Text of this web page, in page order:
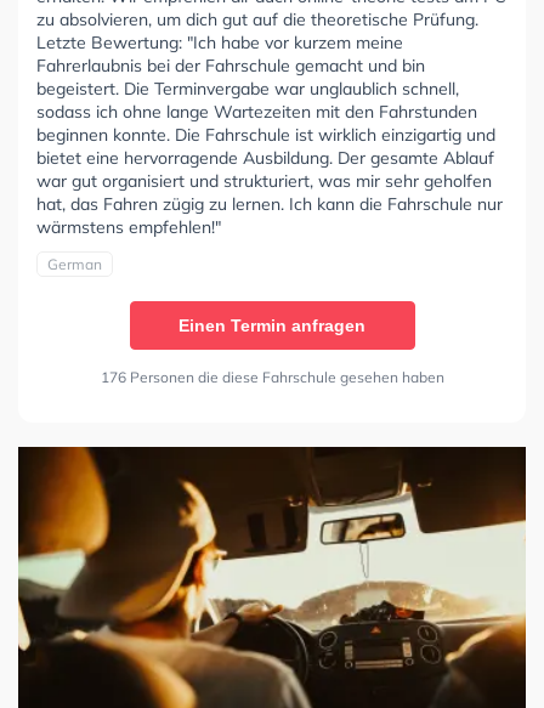
zu absolvieren, um dich gut auf die theoretische Prüfung.
Letzte Bewertung: "Ich habe vor kurzem meine
Fahrerlaubnis bei der Fahrschule gemacht und bin
begeistert. Die Terminvergabe war unglaublich schnell,
sodass ich ohne lange Wartezeiten mit den Fahrstunden
beginnen konnte. Die Fahrschule ist wirklich einzigartig und
bietet eine hervorragende Ausbildung. Der gesamte Ablauf
war gut organisiert und strukturiert, was mir sehr geholfen
hat, das Fahren zügig zu lernen. Ich kann die Fahrschule nur
wärmstens empfehlen!"
German
Einen Termin anfragen
176 Personen die diese Fahrschule gesehen haben